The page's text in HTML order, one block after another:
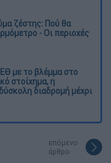
ζέστης: Πού θα
- Οι περιοχές
με το βλέμμα στο
στοίχημα, η
διαδρομή μέχρι
επόμενο
άρθρο